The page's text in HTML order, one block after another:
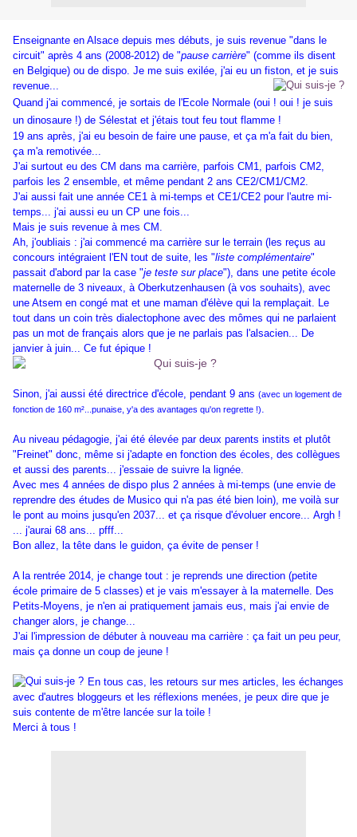
Enseignante en Alsace depuis mes débuts, je suis revenue "dans le
circuit" après 4 ans (2008-2012) de "pause carrière" (comme ils disent
en Belgique) ou de dispo. Je me suis exilée, j'ai eu un fiston, et je suis
revenue...
Quand j'ai commencé, je sortais de l'Ecole Normale (oui ! oui ! je suis
un dinosaure !) de Sélestat et j'étais tout feu tout flamme !
19 ans après, j'ai eu besoin de faire une pause, et ça m'a fait du bien,
ça m'a remotivée...
J'ai surtout eu des CM dans ma carrière, parfois CM1, parfois CM2,
parfois les 2 ensemble, et même pendant 2 ans CE2/CM1/CM2.
J'ai aussi fait une année CE1 à mi-temps et CE1/CE2 pour l'autre mi-
temps... j'ai aussi eu un CP une fois...
Mais je suis revenue à mes CM.
Ah, j'oubliais : j'ai commencé ma carrière sur le terrain (les reçus au
concours intégraient l'EN tout de suite, les "liste complémentaire"
passait d'abord par la case "je teste sur place"), dans une petite école
maternelle de 3 niveaux, à Oberkutzenhausen (à vos souhaits), avec
une Atsem en congé mat et une maman d'élève qui la remplaçait. Le
tout dans un coin très dialectophone avec des mômes qui ne parlaient
pas un mot de français alors que je ne parlais pas l'alsacien... De
janvier à juin... Ce fut épique !
Sinon, j'ai aussi été directrice d'école, pendant 9 ans (avec un logement de
fonction de 160 m²...punaise, y'a des avantages qu'on regrette !).
Au niveau pédagogie, j'ai été élevée par deux parents instits et plutôt
"Freinet" donc, même si j'adapte en fonction des écoles, des collègues
et aussi des parents... j'essaie de suivre la lignée.
Avec mes 4 années de dispo plus 2 années à mi-temps (une envie de
reprendre des études de Musico qui n'a pas été bien loin), me voilà sur
le pont au moins jusqu'en 2037... et ça risque d'évoluer encore... Argh !
... j'aurai 68 ans... pfff...
Bon allez, la tête dans le guidon, ça évite de penser !
A la rentrée 2014, je change tout : je reprends une direction (petite
école primaire de 5 classes) et je vais m'essayer à la maternelle. Des
Petits-Moyens, je n'en ai pratiquement jamais eus, mais j'ai envie de
changer alors, je change...
J'ai l'impression de débuter à nouveau ma carrière : ça fait un peu peur,
mais ça donne un coup de jeune !
En tous cas, les retours sur mes articles, les échanges
avec d'autres bloggeurs et les réflexions menées, je peux dire que je
suis contente de m'être lancée sur la toile !
Merci à tous !